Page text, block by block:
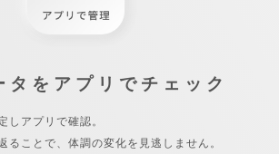
タをアプリでチェック
しアプリで確認。
ることで、体調の変化を見逃しません。